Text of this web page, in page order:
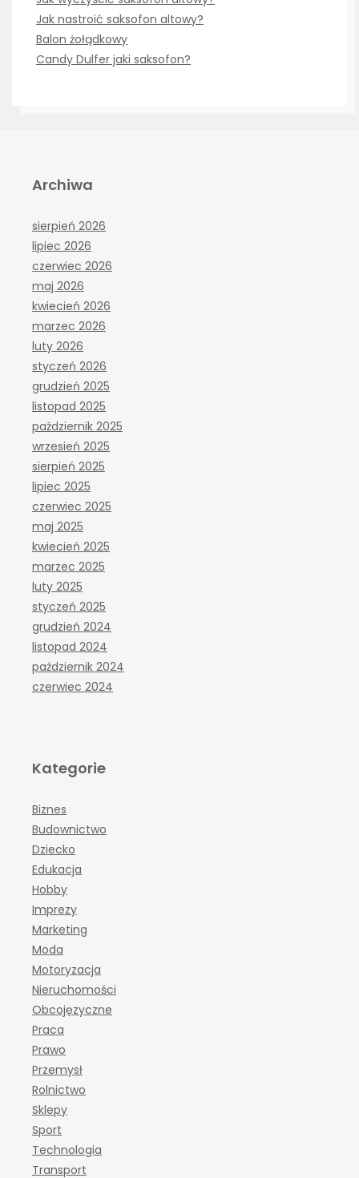
Jak nastroić saksofon altowy?
Balon żołądkowy
Candy Dulfer jaki saksofon?
Archiwa
sierpień 2026
lipiec 2026
czerwiec 2026
maj 2026
kwiecień 2026
marzec 2026
luty 2026
styczeń 2026
grudzień 2025
listopad 2025
październik 2025
wrzesień 2025
sierpień 2025
lipiec 2025
czerwiec 2025
maj 2025
kwiecień 2025
marzec 2025
luty 2025
styczeń 2025
grudzień 2024
listopad 2024
październik 2024
czerwiec 2024
Kategorie
Biznes
Budownictwo
Dziecko
Edukacja
Hobby
Imprezy
Marketing
Moda
Motoryzacja
Nieruchomości
Obcojęzyczne
Praca
Prawo
Przemysł
Rolnictwo
Sklepy
Sport
Technologia
Transport